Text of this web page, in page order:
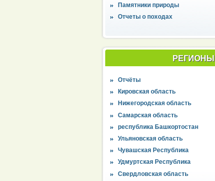
Памятники природы
Отчеты о походах
РЕГИОНЫ
Отчёты
Кировская область
Нижегородская область
Самарская область
республика Башкортостан
Ульяновская область
Чувашская Республика
Удмуртская Республика
Свердловская область